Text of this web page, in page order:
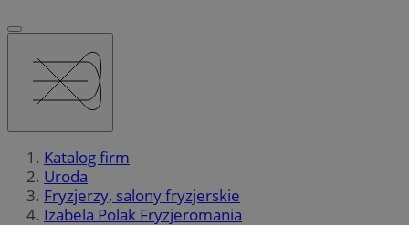
Katalog firm
Uroda
Fryzjerzy, salony fryzjerskie
Izabela Polak Fryzjeromania